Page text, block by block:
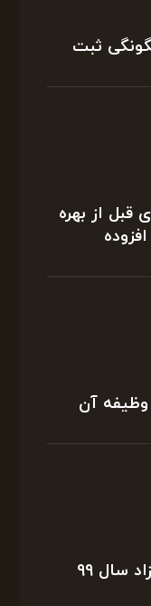
ثبت
قبل از بهره
آن
سال ۹۹